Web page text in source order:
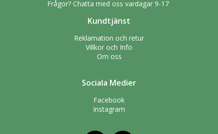
Frågor? Chatta med oss vardagar 9-17
Kundtjänst
Reklamation och retur
Villkor och Info
Om oss
Sociala Medier
Facebook
Instagram